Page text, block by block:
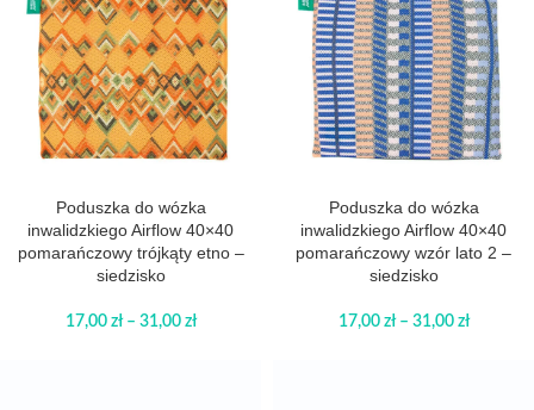
Poduszka do wózka
inwalidzkiego Airflow 40×40
pomarańczowy trójkąty etno –
siedzisko
17,00 zł – 31,00 zł
Poduszka do wózka
inwalidzkiego Airflow 40×40
pomarańczowy wzór lato 2 –
siedzisko
17,00 zł – 31,00 zł